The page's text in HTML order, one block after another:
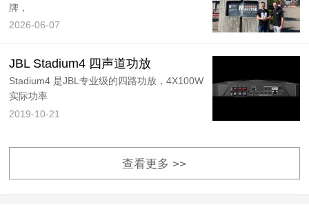
牌，
2026-06-07
JBL Stadium4 四声道功放
Stadium4 是JBL专业级的四路功放，4X100W
实际功率
2019-10-21
查看更多 >>